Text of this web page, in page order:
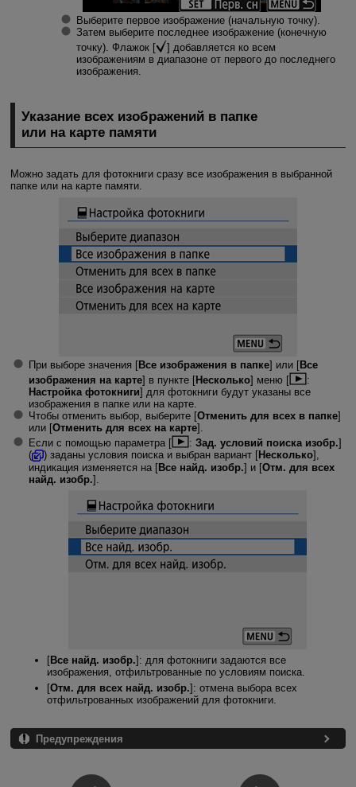
Выберите первое изображение (начальную точку).
Затем выберите последнее изображение (конечную
точку). Флажок [
] добавляется ко всем
изображениям в диапазоне от первого до последнего
изображения.
Указание всех изображений в папке
или на карте памяти
Можно задать для фотокниги сразу все изображения в выбранной
папке или на карте памяти.
При выборе значения [Все изображения в папке] или [Все
изображения на карте] в пункте [Несколько] меню [
:
Настройка фотокниги] для фотокниги будут указаны все
изображения в папке или на карте.
Чтобы отменить выбор, выберите [Отменить для всех в папке]
или [Отменить для всех на карте].
Если с помощью параметра [
: Зад. условий поиска изобр.]
(
) заданы условия поиска и выбран вариант [Несколько],
индикация изменяется на [Все найд. изобр.] и [Отм. для всех
найд. изобр.].
[Все найд. изобр.]: для фотокниги задаются все
изображения, отфильтрованные по условиям поиска.
[Отм. для всех найд. изобр.]: отмена выбора всех
отфильтрованных изображений для фотокниги.
Предупреждения